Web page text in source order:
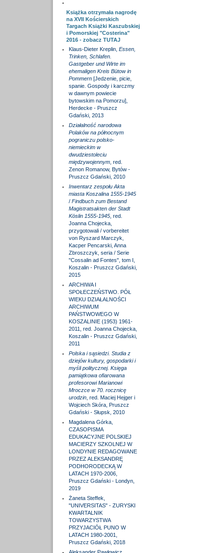
Książka otrzymała nagrodę
na XVII Kościerskich
Targach Książki Kaszubskiej
i Pomorskiej "Costerina"
2016 - zobacz TUTAJ
Klaus-Dieter Kreplin, Essen,
Trinken, Schlafen.
Gastgeber und Wirte im
ehemaligen Kreis Bütow in
Pommern[Jedzenie, picie,
spanie. Gospody i karczmy
w dawnym powiecie
bytowskim na Pomorzu],
Herdecke - Pruszcz
Gdański, 2013
Działalność narodowa
Polaków na północnym
pograniczu polsko-
niemieckim w
dwudziestoleciu
międzywojennym, red.
Zenon Romanow, Bytów -
Pruszcz Gdański, 2010
Inwentarz zespołu Akta
miasta Koszalina 1555-1945
/ Findbuch zum Bestand
Magistratsakten der Stadt
Köslin 1555-1945, red.
Joanna Chojecka,
przygotowali / vorbereitet
von Ryszard Marczyk,
Kacper Pencarski, Anna
Zbroszczyk, seria / Serie
"Cossalin ad Fontes", tom I,
Koszalin - Pruszcz Gdański,
2015
ARCHIWA I
SPOŁECZEŃSTWO. PÓŁ
WIEKU DZIAŁALNOŚCI
ARCHIWUM
PAŃSTWOWEGO W
KOSZALINIE (1953) 1961-
2011, red. Joanna Chojecka,
Koszalin - Pruszcz Gdański,
2011
Polska i sąsiedzi. Studia z
dziejów kultury, gospodarki i
myśli politycznej. Księga
pamiątkowa ofiarowana
profesorowi Marianowi
Mroczce w 70. rocznicę
urodzin, red. Maciej Hejger i
Wojciech Skóra, Pruszcz
Gdański - Słupsk, 2010
Magdalena Górka,
CZASOPISMA
EDUKACYJNE POLSKIEJ
MACIERZY SZKOLNEJ W
LONDYNIE REDAGOWANE
PRZEZ ALEKSANDRĘ
PODHORODECKĄ W
LATACH 1970-2006,
Pruszcz Gdański - Londyn,
2019
Żaneta Steffek,
"UNIVERSITAS" - ZURYSKI
KWARTALNIK
TOWARZYSTWA
PRZYJACIÓŁ PUNO W
LATACH 1980-2001,
Pruszcz Gdański, 2018